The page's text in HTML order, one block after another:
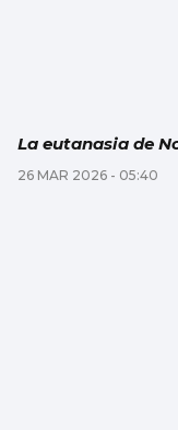
La eutanasia de
26 MAR 2026 - 05:40